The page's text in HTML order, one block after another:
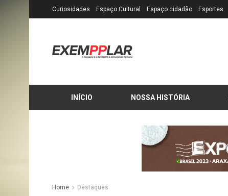
Curiosidades Espaço Cultural Espaço cidadão Esportes
INÍCIO NOSSA HISTÓRIA
Home Destaques